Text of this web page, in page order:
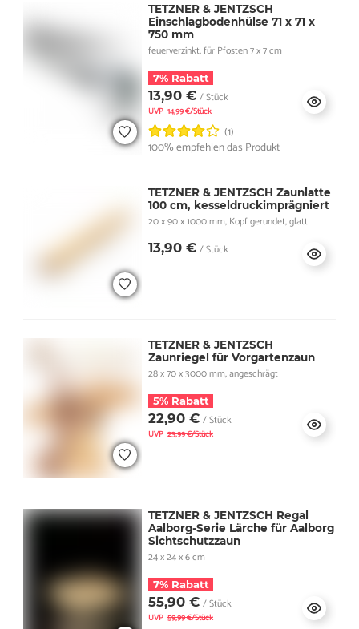
TETZNER & JENTZSCH
Einschlagbodenhülse 71 x 71 x
750 mm
feuerverzinkt, für Pfosten 7 x 7 cm
7% Rabatt
13,90 € / Stück
UVP 14,99 €/Stück
(1)
100% empfehlen das Produkt
TETZNER & JENTZSCH Zaunlatte
100 cm, kesseldruckimprägniert
20 x 90 x 1000 mm, Kopf gerundet, glatt
13,90 € / Stück
TETZNER & JENTZSCH
Zaunriegel für Vorgartenzaun
28 x 70 x 3000 mm, angeschrägt
5% Rabatt
22,90 € / Stück
UVP 23,99 €/Stück
TETZNER & JENTZSCH Regal
Aalborg-Serie Lärche für Aalborg
Sichtschutzzaun
24 x 24 x 6 cm
7% Rabatt
55,90 € / Stück
UVP 59,99 €/Stück